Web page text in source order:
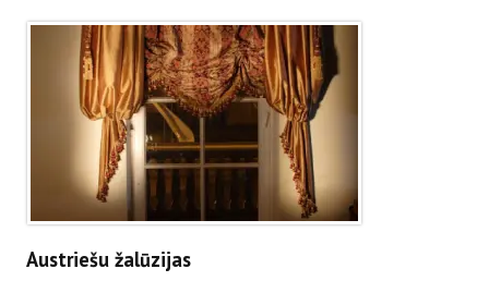
Austriešu žalūzijas